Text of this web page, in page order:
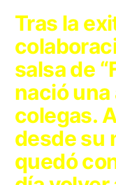
Tras la
salsa de
nació
colegas.
desde su
quedó